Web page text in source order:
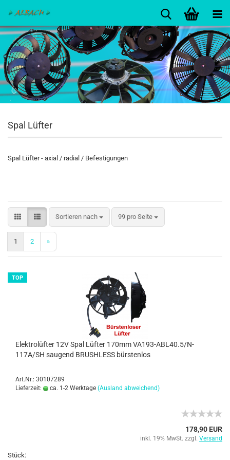
Spal Lüfter
Spal Lüfter - axial / radial / Befestigungen
Sortieren nach 99 pro Seite
1 2 »
TOP
Elektrolüfter 12V Spal Lüfter 170mm VA193-ABL40.5/N-
117A/SH saugend BRUSHLESS bürstenlos
Art.Nr.: 30107289
Lieferzeit:
ca. 1-2 Werktage (Ausland abweichend)
178,90 EUR
inkl. 19% MwSt. zzgl. Versand
Stück: